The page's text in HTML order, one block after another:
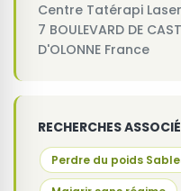
Centre Tatérapi
7 BOULEVARD DE
D'OLONNE France
RECHERCHES
Perdre du poids